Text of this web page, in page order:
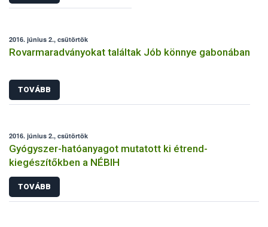
2016. június 2., csütörtök
Rovarmaradványokat találtak Jób könnye gabonában
TOVÁBB
2016. június 2., csütörtök
Gyógyszer-hatóanyagot mutatott ki étrend-
kiegészítőkben a NÉBIH
TOVÁBB